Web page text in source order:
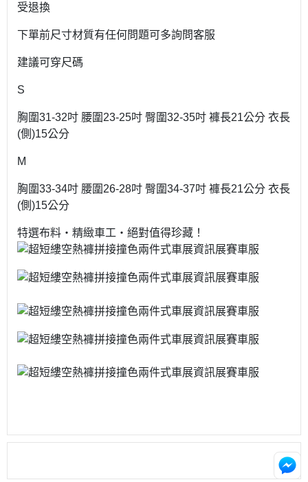
受退換
下單前尺寸材質有任何問題可多詢問客服
建議可穿尺碼
S
胸圍31-32吋 腰圍23-25吋 臀圍32-35吋 褲長21公分 衣長
(側)15公分
M
胸圍33-34吋 腰圍26-28吋 臀圍34-37吋 褲長21公分 衣長
(側)15公分
特選布料‧精緻車工‧絕對值得珍藏！